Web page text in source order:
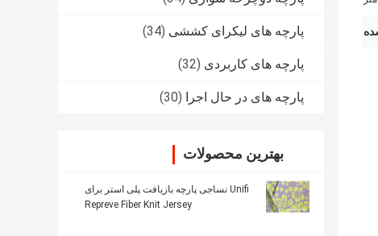
پارچه های لیکرای کششی (34)
پارچه های کاربردی (32)
پارچه های در حال اجرا (30)
بهترین محصولات
Unifi نساجی پارچه بازیافت پلی استر برای
Repreve Fiber Knit Jersey